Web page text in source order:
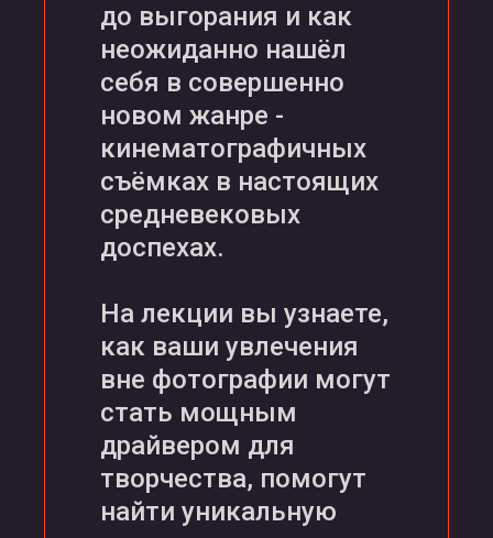
до выгорания и как
неожиданно нашёл
себя в совершенно
новом жанре -
кинематографичных
съёмках в настоящих
средневековых
доспехах.
На лекции вы узнаете,
как ваши увлечения
вне фотографии могут
стать мощным
драйвером для
творчества, помогут
найти уникальную